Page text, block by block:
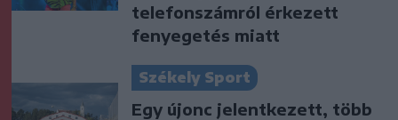
telefonszámról érkezett
fenyegetés miatt
Székely Sport
Egy újonc jelentkezett, több